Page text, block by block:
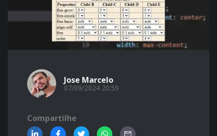
Jose Marcelo
07/09/2024 20:59
Compartilhe